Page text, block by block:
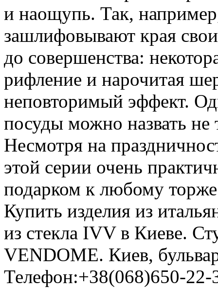
и наощупь. Так,
зашлифовывают края
до совершенства:
рифление и нарочитая
неповторимый эффект.
посуды можно назвать не
Несмотря на
этой серии очень
подарком к любому
Купить изделия из
из стекла IVV в Киеве.
VENDOME. Киев,
Телефон:+38(068)650-22-